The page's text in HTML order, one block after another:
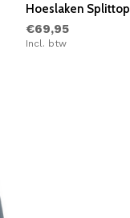
Hoeslaken
€69,95
Incl. btw